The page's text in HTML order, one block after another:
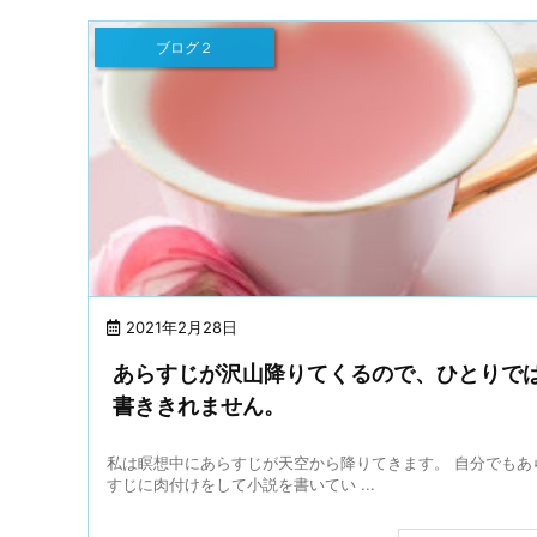
2021年2月28日
ブログ２
あらすじが沢山降りてくるので、ひとりで
書ききれません。
私は瞑想中にあらすじが天空から降りてきます。 自分でもあ
すじに肉付けをして小説を書いてい ...